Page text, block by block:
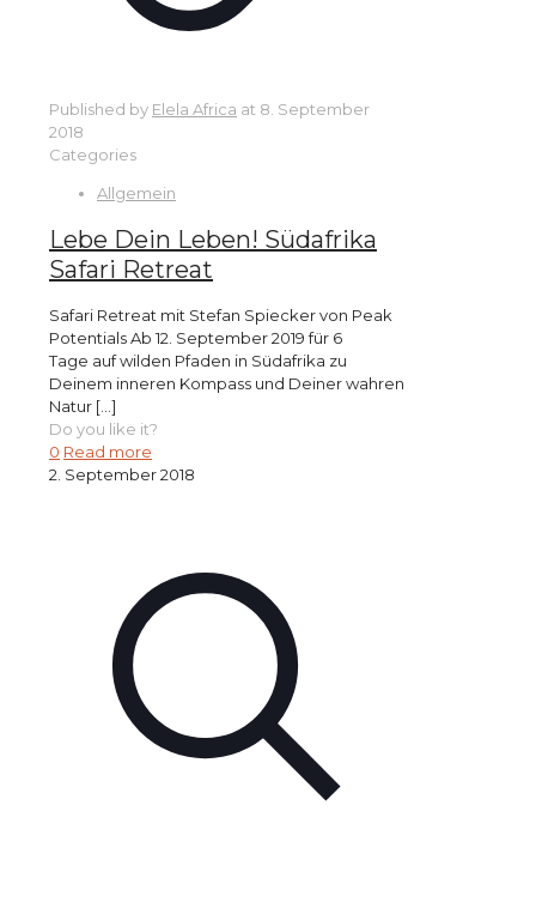
Published by Elela Africa at 8. September
2018
Categories
Allgemein
Lebe Dein Leben! Südafrika
Safari Retreat
Safari Retreat mit Stefan Spiecker von Peak
Potentials Ab 12. September 2019 für 6
Tage auf wilden Pfaden in Südafrika zu
Deinem inneren Kompass und Deiner wahren
Natur […]
Do you like it?
0 Read more
2. September 2018